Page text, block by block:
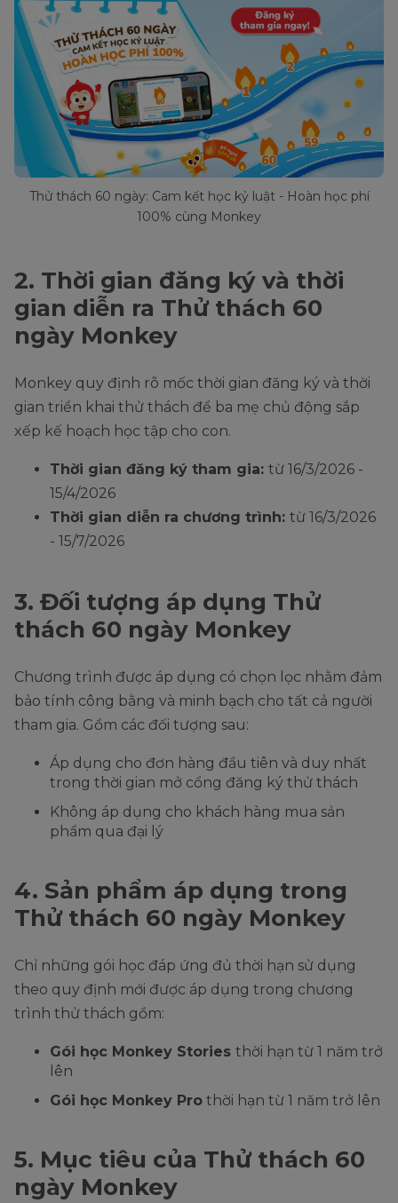
Thử thách 60 ngày: Cam kết học kỷ luật - Hoàn học phí
100% cùng Monkey
2. Thời gian đăng ký và thời
gian diễn ra Thử thách 60
ngày Monkey
Monkey quy định rõ mốc thời gian đăng ký và thời
gian triển khai thử thách để ba mẹ chủ động sắp
xếp kế hoạch học tập cho con.
Thời gian đăng ký tham gia: từ 16/3/2026 -
15/4/2026
Thời gian diễn ra chương trình: từ 16/3/2026
- 15/7/2026
3. Đối tượng áp dụng Thử
thách 60 ngày Monkey
Chương trình được áp dụng có chọn lọc nhằm đảm
bảo tính công bằng và minh bạch cho tất cả người
tham gia. Gồm các đối tượng sau:
Áp dụng cho đơn hàng đầu tiên và duy nhất
trong thời gian mở cổng đăng ký thử thách
Không áp dụng cho khách hàng mua sản
phẩm qua đại lý
4. Sản phẩm áp dụng trong
Thử thách 60 ngày Monkey
Chỉ những gói học đáp ứng đủ thời hạn sử dụng
theo quy định mới được áp dụng trong chương
trình thử thách gồm:
Gói học Monkey Stories thời hạn từ 1 năm trở
lên
Gói học Monkey Pro thời hạn từ 1 năm trở lên
5. Mục tiêu của Thử thách 60
ngày Monkey